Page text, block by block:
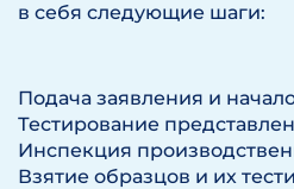
в себя следующие шаги:
Подача заявления и
Тестирование
Инспекция
Взятие образцов и их